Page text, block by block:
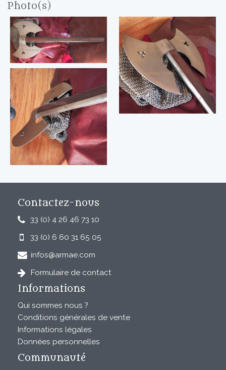
Photo(s)
Contactez-nous
33 (0) 4 26 46 73 10
33 (0) 6 60 31 65 05
infos@armae.com
Formulaire de contact
Informations
Qui sommes nous ?
Conditions générales de vente
Informations légales
Données personnelles
Communauté